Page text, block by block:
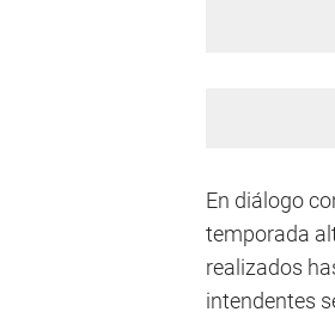
En diálogo
temporada
realizados
intendentes